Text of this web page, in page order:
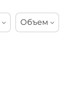
Объем